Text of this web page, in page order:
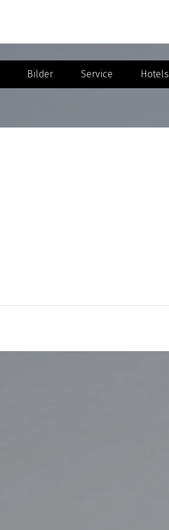
Bilder Service Hotels